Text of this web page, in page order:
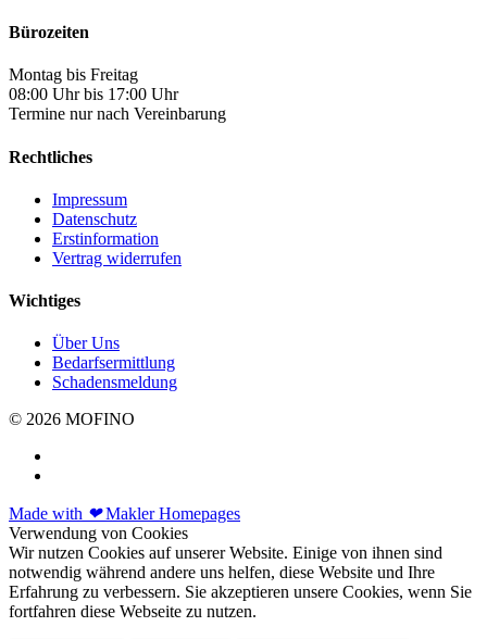
Bürozeiten
Montag bis Freitag
08:00 Uhr bis 17:00 Uhr
Termine nur nach Vereinbarung
Rechtliches
Impressum
Datenschutz
Erstinformation
Vertrag widerrufen
Wichtiges
Über Uns
Bedarfsermittlung
Schadensmeldung
© 2026 MOFINO
Made with ❤Makler Homepages
Verwendung von Cookies
Wir nutzen Cookies auf unserer Website. Einige von ihnen sind
notwendig während andere uns helfen, diese Website und Ihre
Erfahrung zu verbessern. Sie akzeptieren unsere Cookies, wenn Sie
fortfahren diese Webseite zu nutzen.